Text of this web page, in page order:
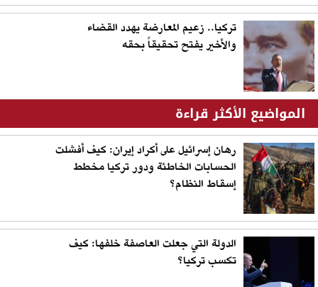
تركيا.. زعيم المعارضة يهدد القضاء
والأخير يفتح تحقيقاً بحقه
المواضيع الأكثر قراءة
رهان إسرائيل على أكراد إيران: كيف أفشلت
الحسابات الخاطئة ودور تركيا مخطط
إسقاط النظام؟
الدولة التي جعلت العاصفة خلفها: كيف
تكسب تركيا؟